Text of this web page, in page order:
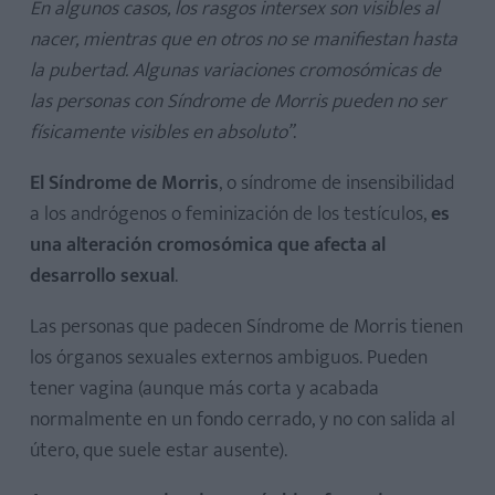
En algunos casos, los rasgos intersex son visibles al
nacer, mientras que en otros no se manifiestan hasta
la pubertad. Algunas variaciones cromosómicas de
las personas con Síndrome de Morris pueden no ser
físicamente visibles en absoluto”.
El Síndrome de Morris, o síndrome de insensibilidad
a los andrógenos o feminización de los testículos,es
una alteración cromosómica que afecta al
desarrollo sexual.
Las personas que padecen Síndrome de Morris tienen
los órganos sexuales externos ambiguos. Pueden
tener vagina (aunque más corta y acabada
normalmente en un fondo cerrado, y no con salida al
útero, que suele estar ausente).